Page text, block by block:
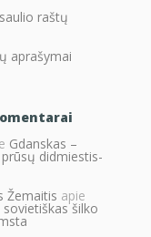
raštų
aprašymai
Gdanskas –
didmiestis-
Žemaitis apie
sovietiškas šilko